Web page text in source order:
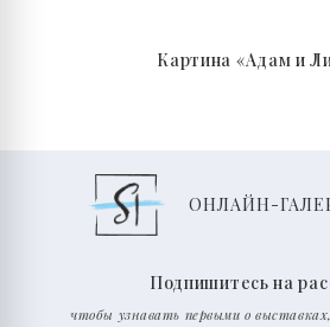
Картина «Адам и
ОНЛАЙН-
Подпишитесь на
чтобы узнавать первыми о